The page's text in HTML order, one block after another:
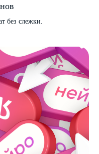
без слежки.